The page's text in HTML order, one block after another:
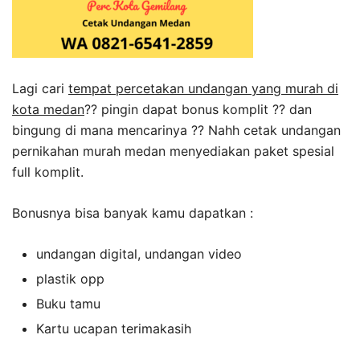
Lagi cari tempat percetakan undangan yang murah di
kota medan?? pingin dapat bonus komplit ?? dan
bingung di mana mencarinya ?? Nahh cetak undangan
pernikahan murah medan menyediakan paket spesial
full komplit.
Bonusnya bisa banyak kamu dapatkan :
undangan digital, undangan video
plastik opp
Buku tamu
Kartu ucapan terimakasih